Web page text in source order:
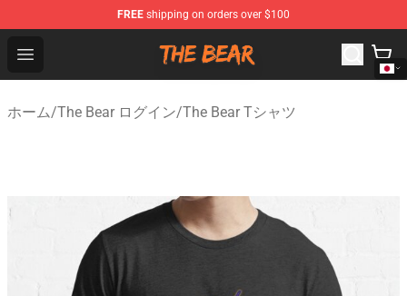
FREE shipping on orders over $100
Open menu
The Bear Shop - Official The Bear Merchandise Store
ホーム/The Bear ログイン/The Bear Tシャツ